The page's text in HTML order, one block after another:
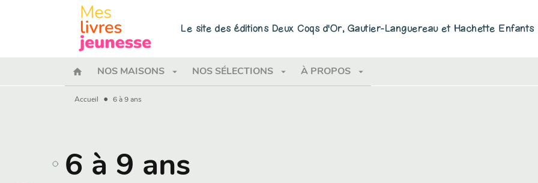
MENU
Le site des éditions Deux Coqs d'Or, Gautier-Languereau et Hachette Enfants
home NOS MAISONS arrow_drop_down NOS SÉLECTIONS arrow_drop_down À PROPOS arrow_drop_down
Accueil • 6 à 9 ans
6 à 9 ans